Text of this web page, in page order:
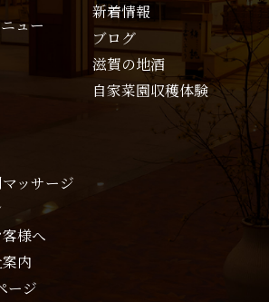
ュー
新着情報
ブログ
滋賀の地酒
自家菜園収穫体験
ッサージ
様へ
内
ージ